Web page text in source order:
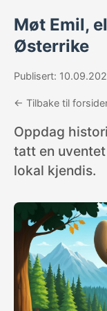
Møt Emil,
Østerrike
Publisert:
← Tilbake til
Oppdag
tatt en
lokal kjendis.